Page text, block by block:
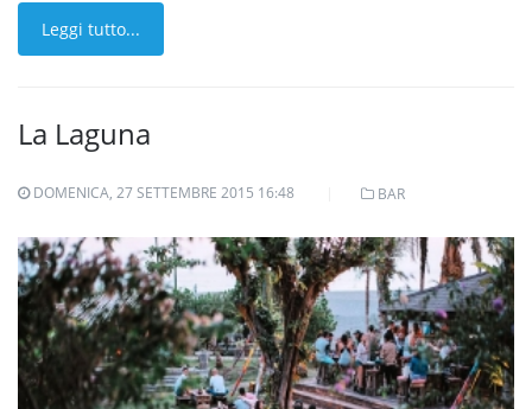
Leggi tutto...
La Laguna
DOMENICA, 27 SETTEMBRE 2015 16:48 BAR